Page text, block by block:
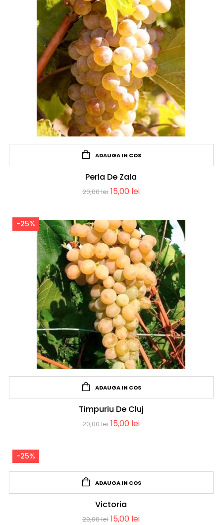
ADAUGA IN COS
Perla De Zala
20,00lei 15,00 lei
-25%
ADAUGA IN COS
Timpuriu De Cluj
20,00lei 15,00 lei
-25%
ADAUGA IN COS
Victoria
20,00lei 15,00 lei